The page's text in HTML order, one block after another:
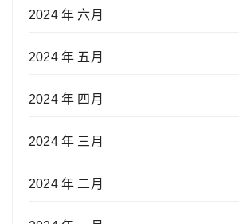
2024 年 六月
2024 年 五月
2024 年 四月
2024 年 三月
2024 年 二月